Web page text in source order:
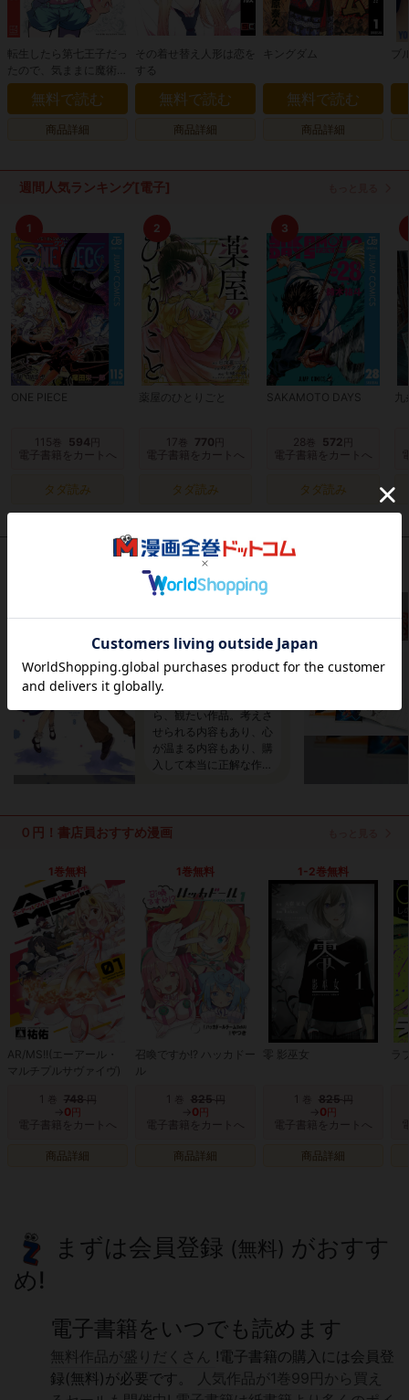
転生したら第七王子だっ
たので、気ままに魔術を
極めます
無料で読む
商品詳細
その着せ替え人形は恋を
する
無料で読む
商品詳細
キングダム
無料で読む
商品詳細
週間人気ランキング[電子]
1
ONE PIECE
115 594
電子書籍をカートへ
タダ読み
2
薬屋のひとりごと
17 770
電子書籍をカートへ
タダ読み
3
SAKAMOTO DAYS
28 572
電子書籍をカートへ
タダ読み
最新の漫画レビュー
じんわりじわる作品
麻生海さん
この作品をドラマなった
ら、観たい作品。考えさ
せられる内容もあり、心
が温まる内容もあり、購
入して本当に正解な作品
０円！書店員おすすめ漫画
1巻無料
AR/MS!!(エーアール・
マルチプルサヴァイヴ)
1 748円
0 円
電子書籍をカートへ
商品詳細
1巻無料
召喚ですか!? ハッカドー
ル
1 825円
0 円
電子書籍をカートへ
商品詳細
1-2巻無料
零 影巫女
1 825円
0 円
電子書籍をカートへ
商品詳細
まずは会員登録 (無料) がおすす
め!
電子書籍をいつでも読めます
無料作品が盛りだくさん !電子書籍の購入には会員登
録(無料)が必要です。
人気作品が1巻99円から買え